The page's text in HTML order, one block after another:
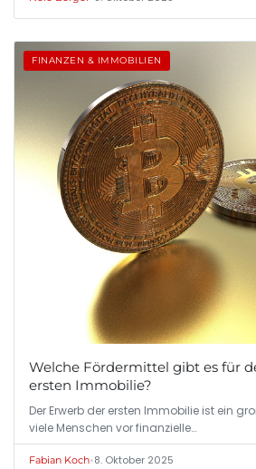
FINANZEN & IMMOBILIEN
Welche Fördermittel gibt es für
ersten Immobilie?
Der Erwerb der ersten Immobilie ist ein
viele Menschen vor finanzielle…
Fabian Koch•8. Oktober 2025